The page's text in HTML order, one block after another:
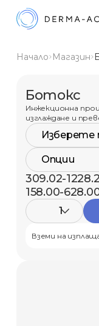
Начало Магазин
Ботокс
Инжекционна процедура с ботулинов токсин за
изглаждане и
Изберете
Опции
309.02-
158.00-
1
Вземи на